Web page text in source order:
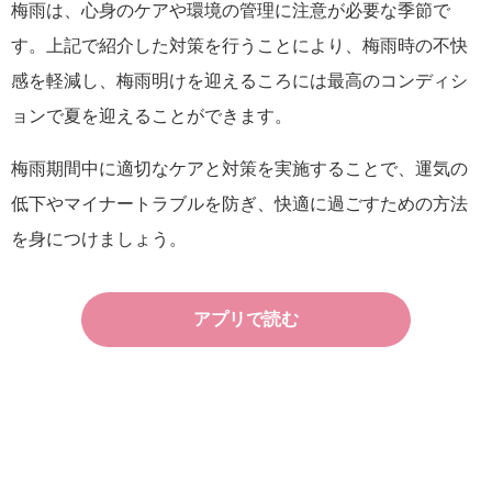
梅雨は、心身のケアや環境の管理に注意が必要な季節で
す。上記で紹介した対策を行うことにより、梅雨時の不快
感を軽減し、梅雨明けを迎えるころには最高のコンディシ
ョンで夏を迎えることができます。
梅雨期間中に適切なケアと対策を実施することで、運気の
低下やマイナートラブルを防ぎ、快適に過ごすための方法
を身につけましょう。
アプリで読む